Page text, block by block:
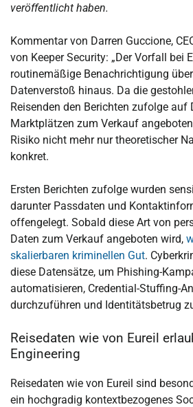
veröffentlicht haben.
Kommentar von Darren Guccione,
von Keeper Security: „Der Vorfall bei
routinemäßige Benachrichtigung
Datenverstoß hinaus. Da die
Reisenden den Berichten zufolge auf
Marktplätzen zum Verkauf
Risiko nicht mehr nur theoretischer
konkret.
Ersten Berichten zufolge wurden
darunter Passdaten und
offengelegt. Sobald diese Art von
Daten zum Verkauf angeboten wird,
skalierbaren kriminellen Gut.
diese Datensätze, um Phishing-
automatisieren, Credential-Stuffing-
durchzuführen und Identitätsbetrug
Reisedaten wie von Eureil
Engineering
Reisedaten wie von Eureil sind
ein hochgradig kontextbezogenes